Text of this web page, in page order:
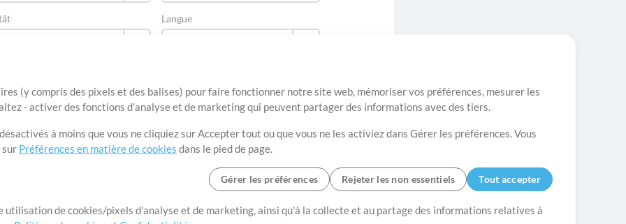
(y compris des pixels et des balises) pour faire fonctionner notre site web, mémoriser vos préférences, mesurer les
- activer des fonctions d'analyse et de marketing qui peuvent partager des informations avec des tiers.
à moins que vous ne cliquiez sur Accepter tout ou que vous ne les activiez dans Gérer les préférences. Vous
sur Préférences en matière de cookies dans le pied de page.
Gérer les préférences Rejeter les non essentiels Tout accepter
utilisation de cookies/pixels d'analyse et de marketing, ainsi qu'à la collecte et au partage des informations relatives à
Langue
Conditions d’utilisation Confidentialité Préférences en matière de cookies
Contact